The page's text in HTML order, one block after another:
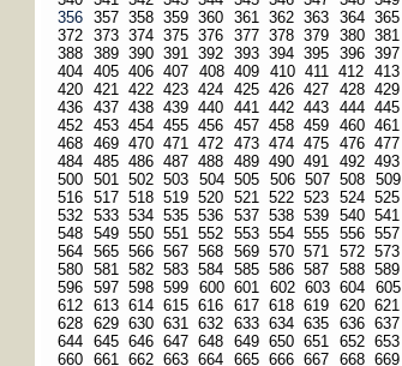
356 357 358 359 360 361 362 363 364 365
372 373 374 375 376 377 378 379 380 381
388 389 390 391 392 393 394 395 396 397
404 405 406 407 408 409 410 411 412 413
420 421 422 423 424 425 426 427 428 429
436 437 438 439 440 441 442 443 444 445
452 453 454 455 456 457 458 459 460 461
468 469 470 471 472 473 474 475 476 477
484 485 486 487 488 489 490 491 492 493
500 501 502 503 504 505 506 507 508 509
516 517 518 519 520 521 522 523 524 525
532 533 534 535 536 537 538 539 540 541
548 549 550 551 552 553 554 555 556 557
564 565 566 567 568 569 570 571 572 573
580 581 582 583 584 585 586 587 588 589
596 597 598 599 600 601 602 603 604 605
612 613 614 615 616 617 618 619 620 621
628 629 630 631 632 633 634 635 636 637
644 645 646 647 648 649 650 651 652 653
660 661 662 663 664 665 666 667 668 669